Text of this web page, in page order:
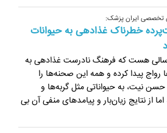
تخصصی ایران پزشک:
خطرناک غذادهی به حیوانات
هست که فرهنگ نادرست غذادهی به
پیدا کرده و همه این صحنه‌ها را
حسن نیت، به حیواناتی مثل گربه‌ها و
از نتایج زیان‌بار و پیامدهای منفی آن بی